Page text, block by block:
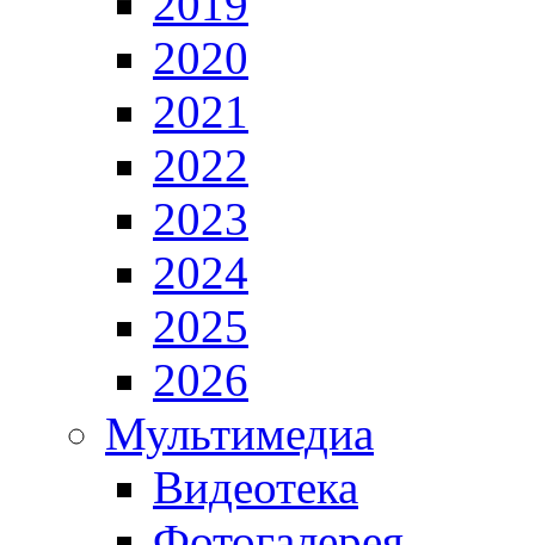
2020
2021
2022
2023
2024
2025
2026
Мультимедиа
Видеотека